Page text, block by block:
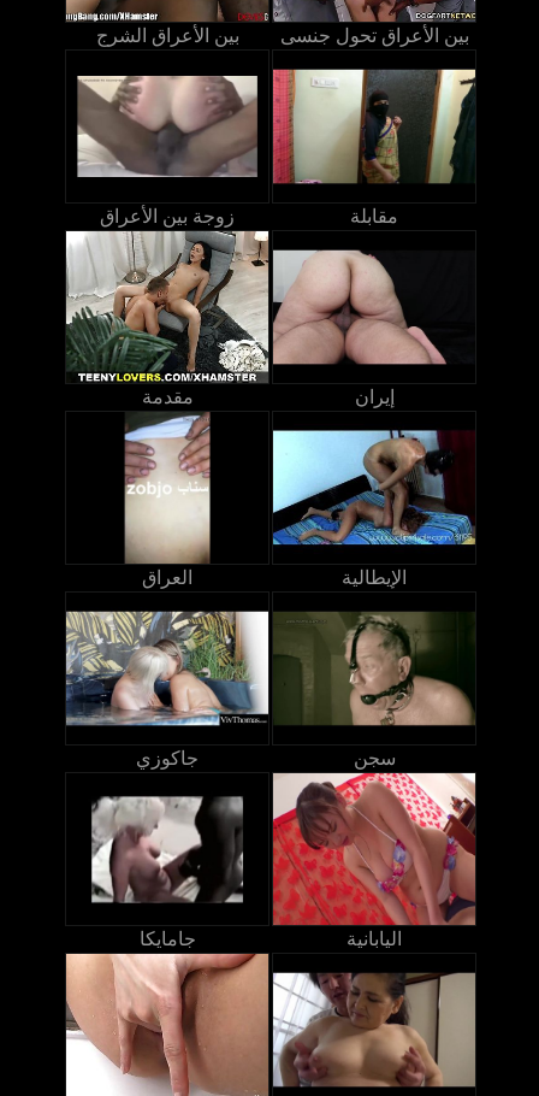
بين الأعراق الشرج بين الأعراق تحول جنسى
زوجة بين الأعراق مقابلة
مقدمة إيران
العراق الإيطالية
جاكوزي سجن
جامايكا اليابانية